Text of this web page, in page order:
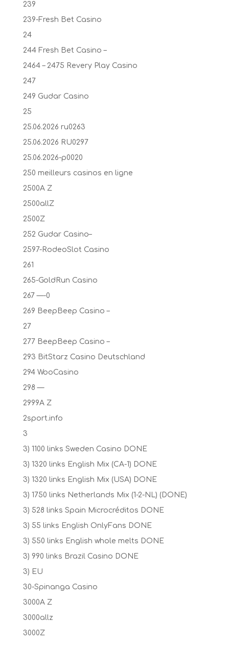
239
239-Fresh Bet Casino
24
244 Fresh Bet Casino –
2464 – 2475 Revery Play Casino
247
249 Gudar Casino
25
25.06.2026 ru0263
25.06.2026 RU0297
25.06.2026-p0020
250 meilleurs casinos en ligne
2500A Z
2500allZ
2500Z
252 Gudar Casino–
2597-RodeoSlot Casino
261
265-GoldRun Casino
267 —-0
269 BeepBeep Casino –
27
277 BeepBeep Casino –
293 BitStarz Casino Deutschland
294 WooCasino
298 —
2999A Z
2sport.info
3
3) 1100 links Sweden Casino DONE
3) 1320 links English Mix (CA-1) DONE
3) 1320 links English Mix (USA) DONE
3) 1750 links Netherlands Mix (1-2-NL) (DONE)
3) 528 links Spain Microcréditos DONE
3) 55 links English OnlyFans DONE
3) 550 links English whole melts DONE
3) 990 links Brazil Casino DONE
3) EU
30-Spinanga Casino
3000A Z
3000allz
3000Z